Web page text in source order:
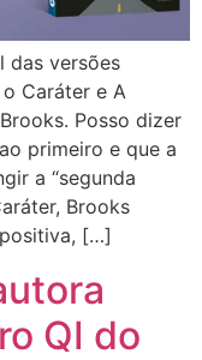
das versões
Caráter e A
Posso dizer
primeiro e que a
a “segunda
Brooks
[…]
QI do